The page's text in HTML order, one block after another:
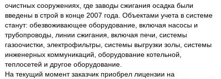
очистных сооружениях, где заводы сжигания осадка были
введены в строй в конце 2007 года. Объектами учета в системе
станут: обезвоживающее оборудование, включая насосы и
трубопроводы, линии сжигания, включая печи, системы
газоочистки, электрофильтры, системы выгрузки золы, системы
инженерных коммуникаций, оборудование котельной,
теплосетей и другое оборудование.
На текущий момент заказчик приобрел лицензии на